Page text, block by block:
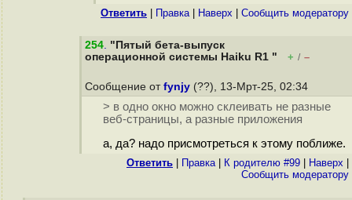
Ответить Правка| Наверх Cообщить модератору
254. "Пятый бета-выпуск
операционной системы Haiku R1 "
+ / –
Сообщение от fynjy (??), 13-Мрт-25, 02:34
> в одно окно можно склеивать не разные
веб-страницы, а разные приложения
а, да? надо присмотреться к этому поближе.
Ответить Правка| К родителю #99 Наверх
Cообщить модератору